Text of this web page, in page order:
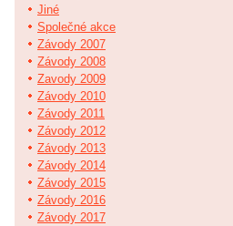
Jiné
Společné akce
Závody 2007
Závody 2008
Zavody 2009
Závody 2010
Závody 2011
Závody 2012
Závody 2013
Závody 2014
Závody 2015
Závody 2016
Závody 2017